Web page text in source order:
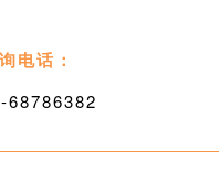
电话：
68786382